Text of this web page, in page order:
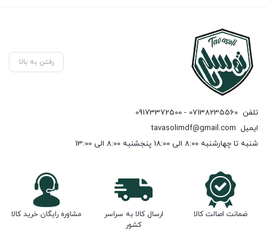
رفتن به بالا
تلفن 07138235560 - 09173372500
ایمیل tavasolimdf@gmail.com
شنبه تا چهارشنبه 8:00 الی 18:00 پنجشنبه 8:00 الی 13:00
ضمانت اصالت کالا
ارسال کالا به سراسر
کشور
مشاوره رایگان خرید کالا